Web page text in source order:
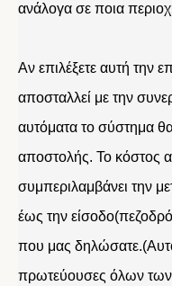
ανάλογα σε ποια
Αν επιλέξετε αυτή την
αποσταλλεί με την
αυτόματα το σύστημα
αποστολής. Το κόστος
συμπεριλαμβάνει την
έως την
που μας δηλώσατε.(Αυτό
πρωτεύουσες όλων